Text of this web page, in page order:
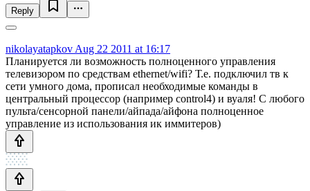
Reply
nikolayatapkov Aug 22 2011 at 16:17
Планируется ли возможность полноценного управления
телевизором по средствам ethernet/wifi? Т.е. подключил тв к
сети умного дома, прописал необходимые команды в
центральный процессор (например control4) и вуаля! С любого
пульта/сенсорной панели/айпада/айфона полноценное
управление из использования ик иммитеров)